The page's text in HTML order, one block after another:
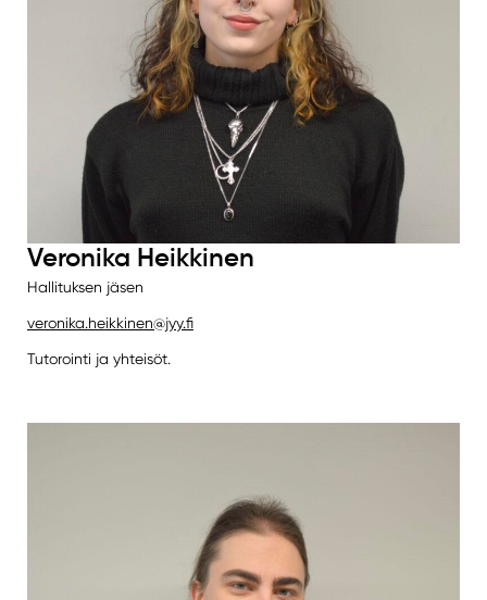
Veronika Heikkinen
Hallituksen jäsen
veronika.heikkinen@jyy.fi
Tutorointi ja yhteisöt.